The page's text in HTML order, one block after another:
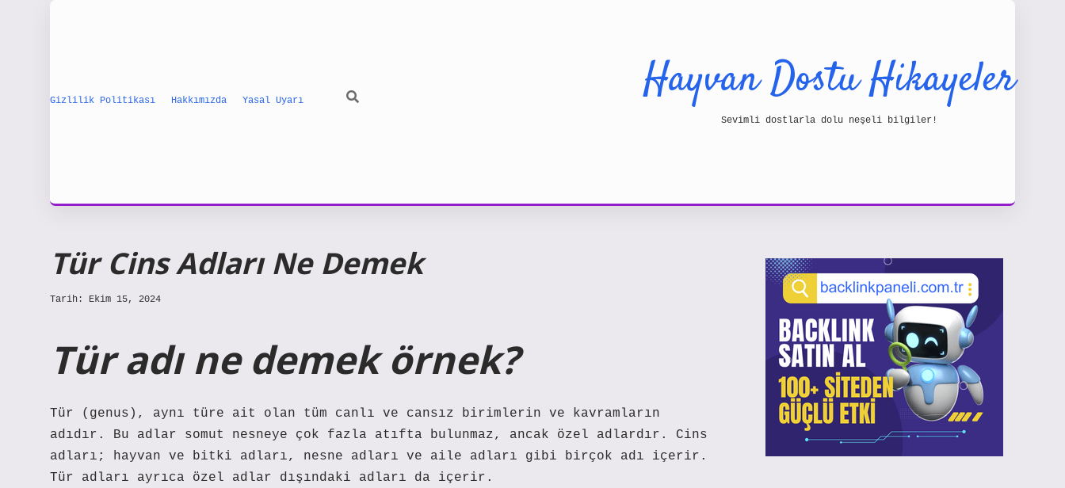
Gizlilik Politikası Hakkımızda Yasal Uyarı Hayvan Dostu Hikayeler
Sevimli dostlarla dolu neşeli bilgiler!
Tür Cins Adları Ne Demek
Tarih: Ekim 15, 2024
Tür adı ne demek örnek?
Tür (genus), aynı türe ait olan tüm canlı ve cansız birimlerin ve kavramların
adıdır. Bu adlar somut nesneye çok fazla atıfta bulunmaz, ancak özel adlardır. Cins
adları; hayvan ve bitki adları, nesne adları ve aile adları gibi birçok adı içerir.
Tür adları ayrıca özel adlar dışındaki adları da içerir.